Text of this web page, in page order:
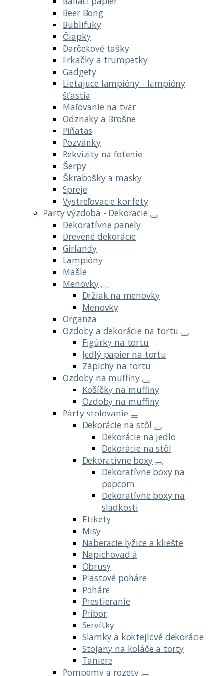
Beer Bong
Bublifuky
Čiapky
Darčekové tašky
Frkačky a trumpetky
Gadgety
Lietajúce lampióny - lampióny
šťastia
Maľovanie na tvár
Odznaky a Brošne
Piňatas
Pozvánky
Rekvizity na fotenie
Šerpy
Škrabošky a masky
Spreje
Vystreľovacie konfety
Party výzdoba - Dekoracie
Dekoratívne panely
Drevené dekorácie
Girlandy
Lampióny
Mašle
Menovky
Držiak na menovky
Menovky
Organza
Ozdoby a dekorácie na tortu
Figúrky na tortu
Jedlý papier na tortu
Zápichy na tortu
Ozdoby na muffiny
Košíčky na muffiny
Ozdoby na muffiny
Párty stolovanie
Dekorácie na stôl
Dekorácie na jedlo
Dekorácie na stôl
Dekoratívne boxy
Dekoratívne boxy na
popcorn
Dekoratívne boxy na
sladkosti
Etikety
Misy
Naberacie lyžice a kliešte
Napichovadlá
Obrusy
Plastové poháre
Poháre
Prestieranie
Príbor
Servítky
Slamky a koktejlové dekorácie
Stojany na koláče a torty
Taniere
Pompomy a rozety